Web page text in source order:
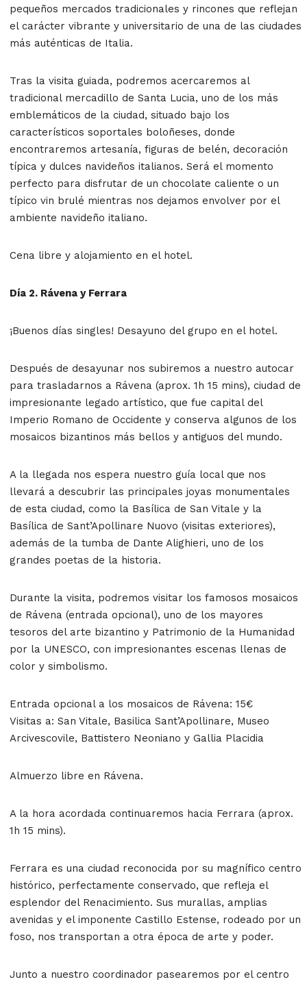
pequeños mercados tradicionales y rincones que reflejan
el carácter vibrante y universitario de una de las ciudades
más auténticas de Italia.
Tras la visita guiada, podremos acercaremos al
tradicional mercadillo de Santa Lucia, uno de los más
emblemáticos de la ciudad, situado bajo los
característicos soportales boloñeses, donde
encontraremos artesanía, figuras de belén, decoración
típica y dulces navideños italianos. Será el momento
perfecto para disfrutar de un chocolate caliente o un
típico vin brulé mientras nos dejamos envolver por el
ambiente navideño italiano.
Cena libre y alojamiento en el hotel.
Día 2. Rávena y Ferrara
¡Buenos días singles! Desayuno del grupo en el hotel.
Después de desayunar nos subiremos a nuestro autocar
para trasladarnos a Rávena (aprox. 1h 15 mins), ciudad de
impresionante legado artístico, que fue capital del
Imperio Romano de Occidente y conserva algunos de los
mosaicos bizantinos más bellos y antiguos del mundo.
A la llegada nos espera nuestro guía local que nos
llevará a descubrir las principales joyas monumentales
de esta ciudad, como la Basílica de San Vitale y la
Basílica de Sant’Apollinare Nuovo (visitas exteriores),
además de la tumba de Dante Alighieri, uno de los
grandes poetas de la historia.
Durante la visita, podremos visitar los famosos mosaicos
de Rávena (entrada opcional), uno de los mayores
tesoros del arte bizantino y Patrimonio de la Humanidad
por la UNESCO, con impresionantes escenas llenas de
color y simbolismo.
Entrada opcional a los mosaicos de Rávena: 15€
Visitas a: San Vitale, Basilica Sant’Apollinare, Museo
Arcivescovile, Battistero Neoniano y Gallia Placidia
Almuerzo libre en Rávena.
A la hora acordada continuaremos hacia Ferrara (aprox.
1h 15 mins).
Ferrara es una ciudad reconocida por su magnífico centro
histórico, perfectamente conservado, que refleja el
esplendor del Renacimiento. Sus murallas, amplias
avenidas y el imponente Castillo Estense, rodeado por un
foso, nos transportan a otra época de arte y poder.
Junto a nuestro coordinador pasearemos por el centro